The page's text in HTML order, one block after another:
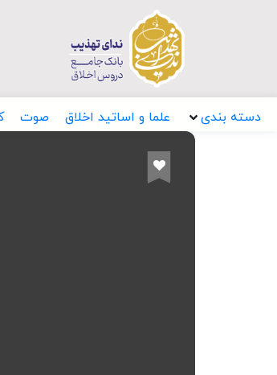
دسته بندی علما و اساتید اخلاق صوت